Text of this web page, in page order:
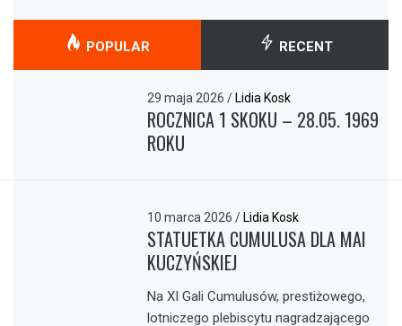
POPULAR RECENT
29 maja 2026/ Lidia Kosk
ROCZNICA 1 SKOKU – 28.05. 1969
ROKU
10 marca 2026/ Lidia Kosk
STATUETKA CUMULUSA DLA MAI
KUCZYŃSKIEJ
Na XI Gali Cumulusów, prestiżowego,
lotniczego plebiscytu nagradzającego